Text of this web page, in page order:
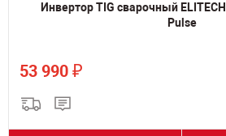
Инвертор TIG сварочный
Pulse
53 990 ₽